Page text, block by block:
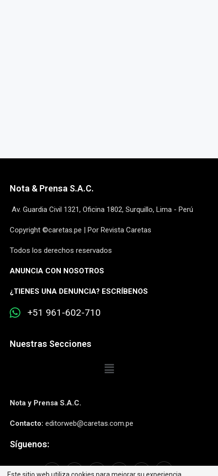
Nota & Prensa S.A.C.
Av. Guardia Civil 1321, Oficina 1802, Surquillo, Lima - Perú
Copyright ©caretas.pe | Por Revista Caretas
Todos los derechos reservados
ANUNCIA CON NOSOTROS
¿TIENES UNA DENUNCIA? ESCRÍBENOS
+51 961-602-710
Nuestras Secciones
Nota y Prensa S.A.C.
Contacto: editorweb@caretas.com.pe
Síguenos: